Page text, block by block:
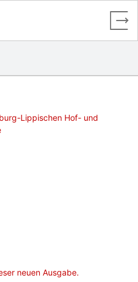
Lippischen Hof- und
neuen Ausgabe.